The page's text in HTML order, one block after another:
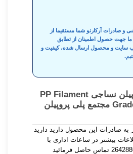
و صادرات آرکارنو شما مستقیما از
ما جهت حصول اطمینان از تطابق
سایت و محصول ارسال شده، کیفیت و
پلی پروپیلن نساجی PP Filament
Grade C30S مجتمع پلی پروپیلن
به صادرات این محصول دارید دارید
بیشتر در ساعات اداری با